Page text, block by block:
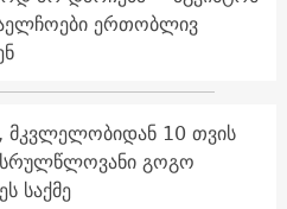
ერთობლივ
მკვლელობიდან 10 თვის
გოგო
საქმე